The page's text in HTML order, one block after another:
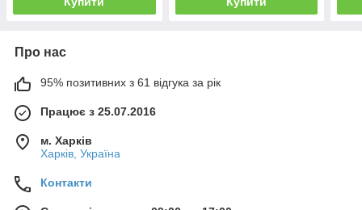
Про нас
95% позитивних з 61 відгука за рік
Працює з 25.07.2016
м. Харків
Харків, Україна
Контакти